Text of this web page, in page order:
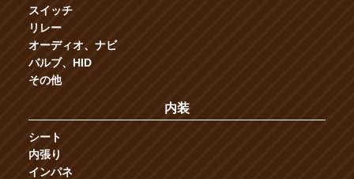
スイッチ
リレー
オーディオ、ナビ
バルブ、HID
その他
内装
シート
内張り
インパネ